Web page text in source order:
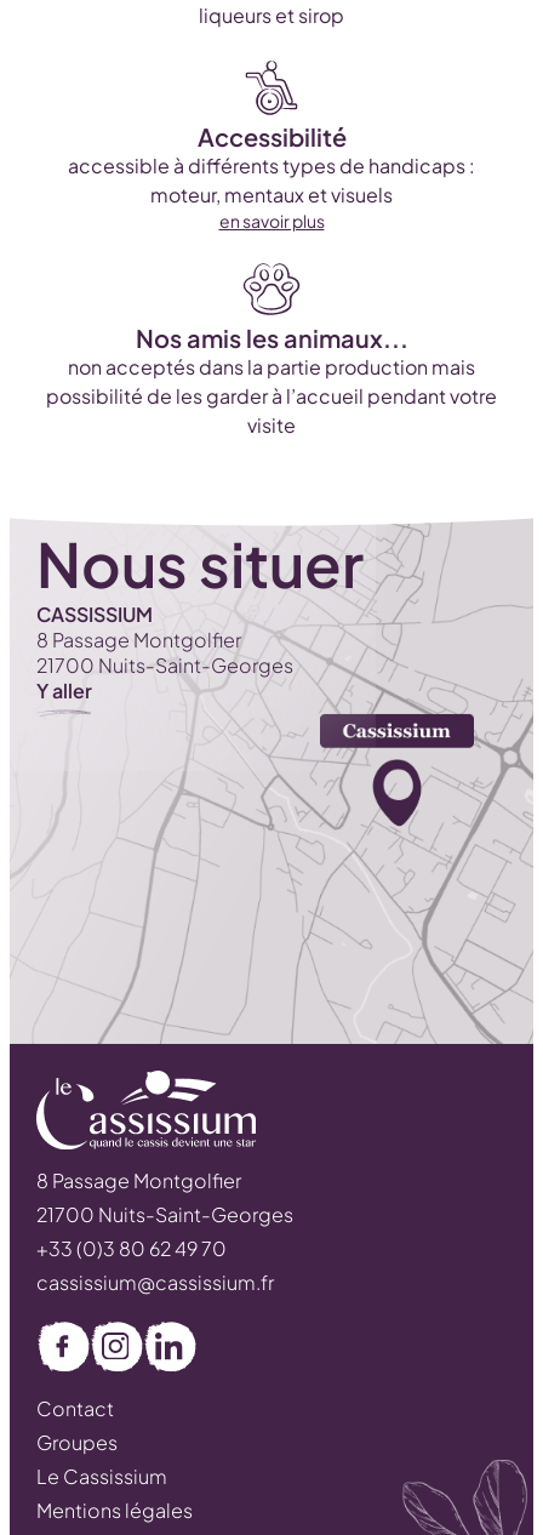
liqueurs et sirop
Accessibilité
accessible à différents types de handicaps :
moteur, mentaux et visuels
en savoir plus
Nos amis les animaux...
non acceptés dans la partie production mais
possibilité de les garder à l’accueil pendant votre
visite
Nous situer
CASSISSIUM
8 Passage Montgolfier
21700 Nuits-Saint-Georges
Y aller
8 Passage Montgolfier
21700 Nuits-Saint-Georges
+33 (0)3 80 62 49 70
cassissium@cassissium.fr
FacebookInstagramLinkedIn
Contact
Groupes
Le Cassissium
Mentions légales